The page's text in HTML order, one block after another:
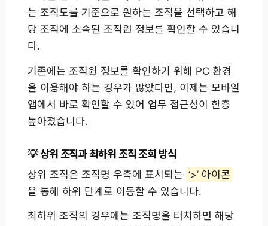
는 조직도를 기준으로 원하는 조직을 선택하고 해
당 조직에 소속된 조직원 정보를 확인할 수 있습니
다.
기존에는 조직원 정보를 확인하기 위해 PC 환경
을 이용해야 하는 경우가 많았다면, 이제는 모바일
앱에서 바로 확인할 수 있어 업무 접근성이 한층
높아졌습니다.
상위 조직과 최하위 조직 조회 방식
상위 조직은 조직명 우측에 표시되는 ‘>’ 아이콘
을 통해 하위 단계로 이동할 수 있습니다.
최하위 조직의 경우에는 조직명을 터치하면 해당